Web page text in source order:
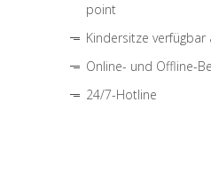
point
Kindersitze verfügbar
Online- und Offline-
24/7-Hotline